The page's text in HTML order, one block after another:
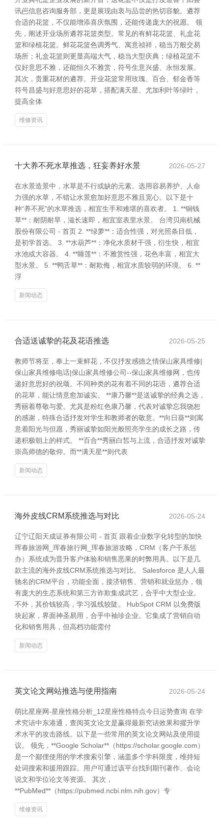
讯岜信息咨询服务部，更是展现由衷与品尝的热切容貌。遴荐
合适的花篮，不仅能增添喜庆氛围，还能传递庞大的祝愿。 领
先，阐述开业场所遴荐花篮类型。常见的有鲜花花篮、礼盒花
篮和绿植花篮。鲜花花篮色调秀气、寓意祯祥，稳当万般交易
场所；礼盒花篮则更显高端大气，稳当大型庆典；绿植花篮不
仅好意思不雅，还能恒久不雅赏，符号生意兴盛、永恒发展。
其次，贵重花材的遴荐。开业花篮常用玫瑰、百合、郁金香等
符号昌盛与好意思好的花草，搭配满天星、尤加利叶等绿叶，
提高全体
维修资讯
十大养不死水草推选，狂妄养好水景 2026-05-27
在水景造景中，水草是不行或缺的元素。选用容易养护、人命
力强的水草，不错让水景愈加好意思不雅且宽心。以下是十
种“养不死”的水草推选，相宜生手和难堪的喜欢者。 1. **铜钱
草**：耐阴耐旱，滋长速即，相宜室表里水景。 台湾贝南机械
股份有限公司 - 首页 2. **绿萝**：适合性强，对光照条目低，
是初学首选。 3. **水葫芦**：净化水质材干强，衍生快，相宜
水池或大容器。 4. **睡莲**：不雅赏性强，花色丰富，相宜大
型水景。 5. **鸭舌草**：耐欺侮，相宜水质较弱的环境。 6. **
浮
新闻动态
合适送诚挚的花及花语推选 2026-05-25
教师节将至，奉上一束鲜花，不仅抒发感德之情保山家具维修|
保山家具维修电话|保山家具维修公司--保山家具维修网，也传
递好意思好的祝颂。不同种类的花有着不同的花语，遴荐合适
的花草，能让情意愈加诚实。 **康乃馨**是送诚挚的经典之选，
秀丽着尊敬与爱。尤其是粉红色康乃馨，代表对诚挚忘我饶恕
的感谢，特殊合适抒发对学生和教师者的敬意。**向日葵**则寓
意着阳光与但愿，秀丽诚挚如阳光般照亮学生的成长之路，传
递积极朝上的样式。 **百合**秀丽白皙与上流，合适抒发对诚挚
崇高师德的敬仰。而**满天星**则代表
新闻动态
海外皮线CRM系统推选与对比 2026-05-24
辽宁辽阳天成证券有限公司 - 首页 跟着企业数字化转型的加快
珲春旅游网_珲春旅行网_珲春旅游攻略，CRM（客户干系惩
办）系统成为晋升客户体验和销售恶果的时弊用具。以下是几
款主流的海外皮线CRM系统推选与对比。 Salesforce 是人人最
驰名的CRM平台，功能全面，接济销售、营销和就业惩办，领
有庞大的生态系统和第三方诈欺集成武艺，合乎中大型企业。
不外，其价钱较高，学习弧线较陡。 HubSpot CRM 以免费版
块起家，界面神圣易用，合乎中袖珍企业。它集成了营销自动
化和销售用具，但高档功能需付
新闻动态
英文论文网站推选与使用指南 2026-05-24
萌比星座网-星座性格分析_12星座性格特点今日运势查询 在学
术究诘中东港通，查阅英文论文是赢得最新究诘效果和擢升学
术水平的攻击路线。以下是一些常用的英文论文网站及使用提
议。 领先，**Google Scholar**（https://scholar.google.com）
是一个鄙俚使用的学术搜索引擎，涵盖多个学科限度，维持短
处词搜索和援用跟踪。用户可通过该平台找到期刊著作、会论
说文和学位论文等资源。 其次，
**PubMed**（https://pubmed.ncbi.nlm.nih.gov）专
维修资讯